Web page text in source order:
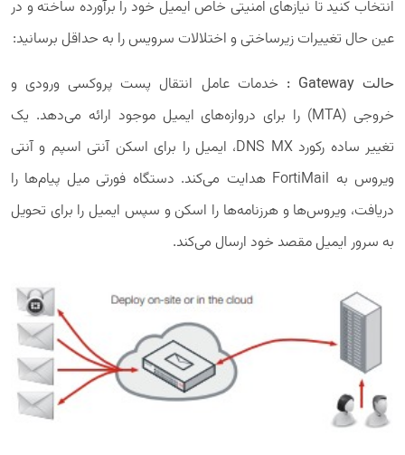
انتخاب کنید تا نیازهای امنیتی خاص ایمیل خود را برآورده ساخته و در
عین حال تغییرات زیرساختی و اختلالات سرویس را به حداقل برسانید:
حالت Gateway :
خدمات عامل انتقال پست پروکسی ورودی و
خروجی (MTA) را برای دروازه‌های ایمیل موجود ارائه می‌دهد. یک
تغییر ساده رکورد DNS MX، ایمیل را برای اسکن آنتی اسپم و آنتی
ویروس به FortiMail هدایت می‌کند. دستگاه فورتی میل پیام‌ها را
دریافت، ویروس‌ها و هرزنامه‌ها را اسکن و سپس ایمیل را برای تحویل
به سرور ایمیل مقصد خود ارسال می‌کند.